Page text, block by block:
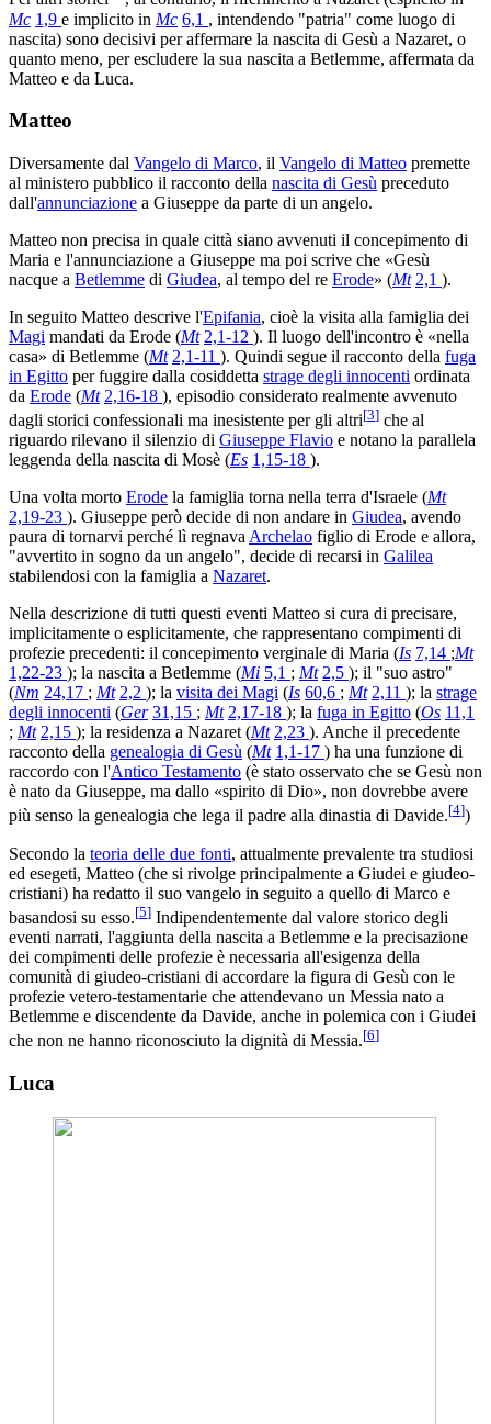
Mc 1,9 e implicito in Mc 6,1 , intendendo "patria" come luogo di
nascita) sono decisivi per affermare la nascita di Gesù a Nazaret, o
quanto meno, per escludere la sua nascita a Betlemme, affermata da
Matteo e da Luca.
Matteo
Diversamente dal Vangelo di Marco, il Vangelo di Matteo premette
al ministero pubblico il racconto della nascita di Gesù preceduto
dall'annunciazione a Giuseppe da parte di un angelo.
Matteo non precisa in quale città siano avvenuti il concepimento di
Maria e l'annunciazione a Giuseppe ma poi scrive che «Gesù
nacque a Betlemme di Giudea, al tempo del re Erode» (Mt 2,1 ).
In seguito Matteo descrive l'Epifania, cioè la visita alla famiglia dei
Magi mandati da Erode (Mt 2,1-12 ). Il luogo dell'incontro è «nella
casa» di Betlemme (Mt 2,1-11 ). Quindi segue il racconto della fuga
in Egitto per fuggire dalla cosiddetta strage degli innocenti ordinata
da Erode (Mt 2,16-18 ), episodio considerato realmente avvenuto
dagli storici confessionali ma inesistente per gli altri[3] che al
riguardo rilevano il silenzio di Giuseppe Flavio e notano la parallela
leggenda della nascita di Mosè (Es 1,15-18 ).
Una volta morto Erode la famiglia torna nella terra d'Israele (Mt
2,19-23 ). Giuseppe però decide di non andare in Giudea, avendo
paura di tornarvi perché lì regnava Archelao figlio di Erode e allora,
"avvertito in sogno da un angelo", decide di recarsi in Galilea
stabilendosi con la famiglia a Nazaret.
Nella descrizione di tutti questi eventi Matteo si cura di precisare,
implicitamente o esplicitamente, che rappresentano compimenti di
profezie precedenti: il concepimento verginale di Maria (Is 7,14 ;Mt
1,22-23 ); la nascita a Betlemme (Mi 5,1 ; Mt 2,5 ); il "suo astro"
(Nm 24,17 ; Mt 2,2 ); la visita dei Magi (Is 60,6 ; Mt 2,11 ); la strage
degli innocenti (Ger 31,15 ; Mt 2,17-18 ); la fuga in Egitto (Os 11,1
; Mt 2,15 ); la residenza a Nazaret (Mt 2,23 ). Anche il precedente
racconto della genealogia di Gesù (Mt 1,1-17 ) ha una funzione di
raccordo con l'Antico Testamento (è stato osservato che se Gesù non
è nato da Giuseppe, ma dallo «spirito di Dio», non dovrebbe avere
più senso la genealogia che lega il padre alla dinastia di Davide.[4])
Secondo la teoria delle due fonti, attualmente prevalente tra studiosi
ed esegeti, Matteo (che si rivolge principalmente a Giudei e giudeo-
cristiani) ha redatto il suo vangelo in seguito a quello di Marco e
basandosi su esso.[5] Indipendentemente dal valore storico degli
eventi narrati, l'aggiunta della nascita a Betlemme e la precisazione
dei compimenti delle profezie è necessaria all'esigenza della
comunità di giudeo-cristiani di accordare la figura di Gesù con le
profezie vetero-testamentarie che attendevano un Messia nato a
Betlemme e discendente da Davide, anche in polemica con i Giudei
che non ne hanno riconosciuto la dignità di Messia.[6]
Luca